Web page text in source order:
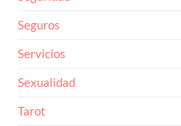
Seguros
Servicios
Sexualidad
Tarot